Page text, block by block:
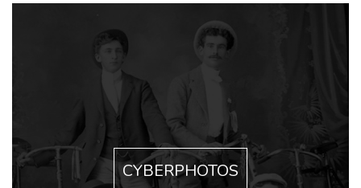
CYBERPHOTOS